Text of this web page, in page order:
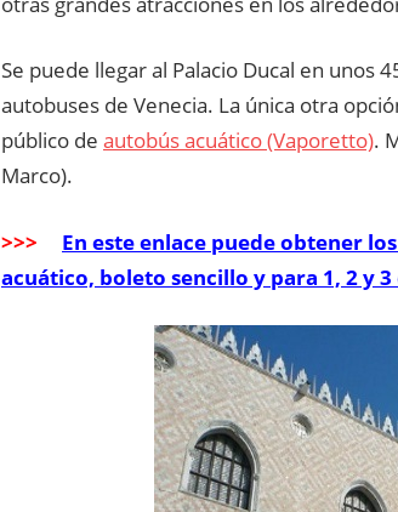
Se puede llegar al Palacio Ducal en unos
autobuses de Venecia. La única otra
público de autobús acuático (Vaporetto).
Marco).
>>>
En este enlace puede obtener
acuático, boleto sencillo y para 1, 2 y 3